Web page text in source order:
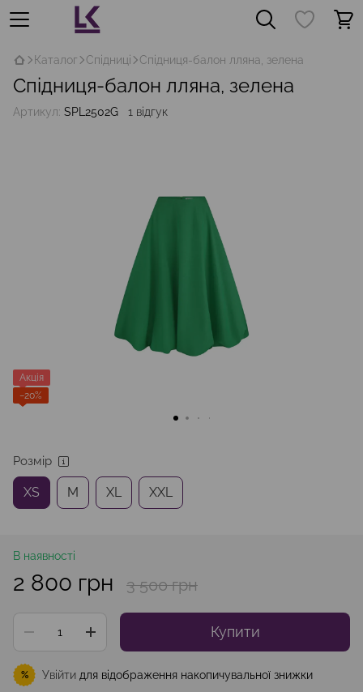
Каталог Спідниці Спідниця-балон лляна, зелена
Спідниця-балон лляна, зелена
Артикул: SPL2502G 1 відгук
Акція
−20%
Розмір
XS M XL XXL
В наявності
2 800 грн 3 500 грн
Купити
% Увійти для відображення накопичувальної знижки